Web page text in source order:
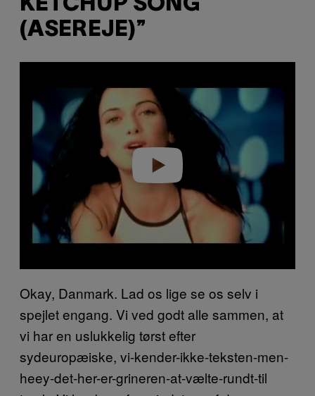
KETCHUP SONG
(ASEREJE)”
Okay, Danmark. Lad os lige se os selv i
spejlet engang. Vi ved godt alle sammen, at
vi har en uslukkelig tørst efter
sydeuropæiske, vi-kender-ikke-teksten-men-
heey-det-her-er-grineren-at-vælte-rundt-til